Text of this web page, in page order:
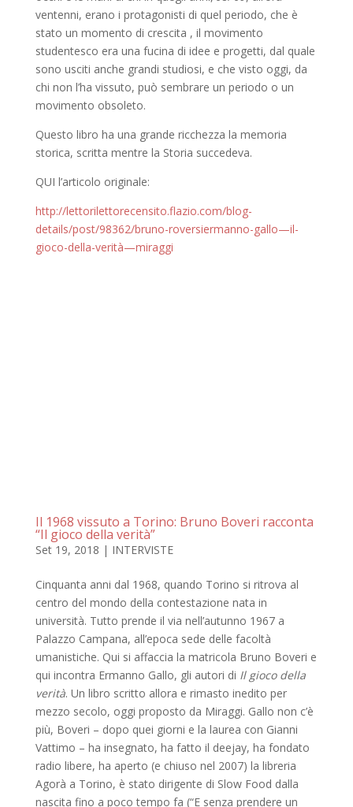
ventenni, erano i protagonisti di quel periodo, che è
stato un momento di crescita , il movimento
studentesco era una fucina di idee e progetti, dal quale
sono usciti anche grandi studiosi, e che visto oggi, da
chi non l’ha vissuto, può sembrare un periodo o un
movimento obsoleto.
Questo libro ha una grande ricchezza la memoria
storica, scritta mentre la Storia succedeva.
QUI l’articolo originale:
http://lettorilettorecensito.flazio.com/blog-
details/post/98362/bruno-roversiermanno-gallo—il-
gioco-della-verità—miraggi
Il 1968 vissuto a Torino: Bruno Boveri racconta
“Il gioco della verità”
Set 19, 2018 | INTERVISTE
Cinquanta anni dal 1968, quando Torino si ritrova al
centro del mondo della contestazione nata in
università. Tutto prende il via nell’autunno 1967 a
Palazzo Campana, all’epoca sede delle facoltà
umanistiche. Qui si affaccia la matricola Bruno Boveri e
qui incontra Ermanno Gallo, gli autori di Il gioco della
verità. Un libro scritto allora e rimasto inedito per
mezzo secolo, oggi proposto da Miraggi. Gallo non c’è
più, Boveri – dopo quei giorni e la laurea con Gianni
Vattimo – ha insegnato, ha fatto il deejay, ha fondato
radio libere, ha aperto (e chiuso nel 2007) la libreria
Agorà a Torino, è stato dirigente di Slow Food dalla
nascita fino a poco tempo fa (“E senza prendere un